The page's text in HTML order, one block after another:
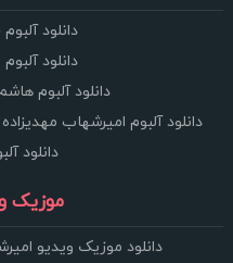
دانلود
دانلود آلبوم
دانلود آلبوم
دانلود آلبوم امیرشهاب
دانلود
موزیک
دانلود موزیک ویدیو